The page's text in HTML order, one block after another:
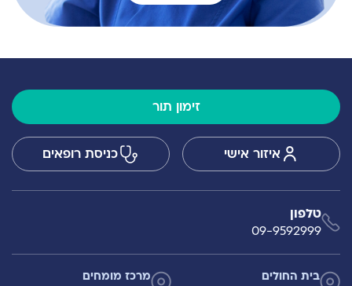
זימון תור
איזור אישי כניסת רופאים
טלפון
09-9592999
בית החולים מרכז מומחים